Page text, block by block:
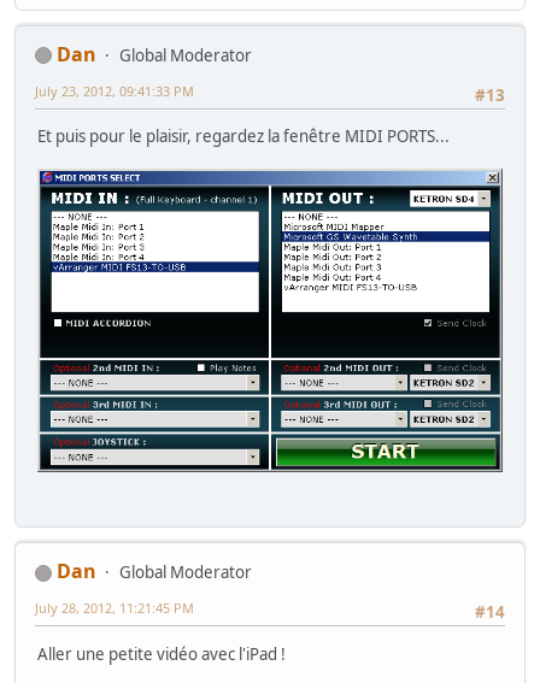
Dan
Global Moderator
#13
July 23, 2012, 09:41:33 PM
Et puis pour le plaisir, regardez la fenêtre MIDI PORTS...
Dan
Global Moderator
#14
July 28, 2012, 11:21:45 PM
Aller une petite vidéo avec l'iPad !